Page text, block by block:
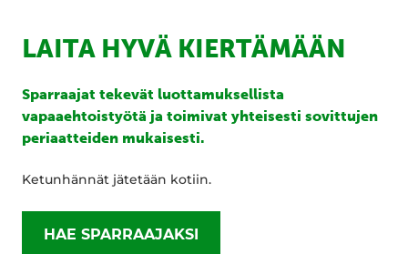
LAITA HYVÄ KIERTÄMÄÄN
Sparraajat tekevät luottamuksellista
vapaaehtoistyötä ja toimivat yhteisesti sovittujen
periaatteiden mukaisesti.
Ketunhännät jätetään kotiin.
HAE SPARRAAJAKSI